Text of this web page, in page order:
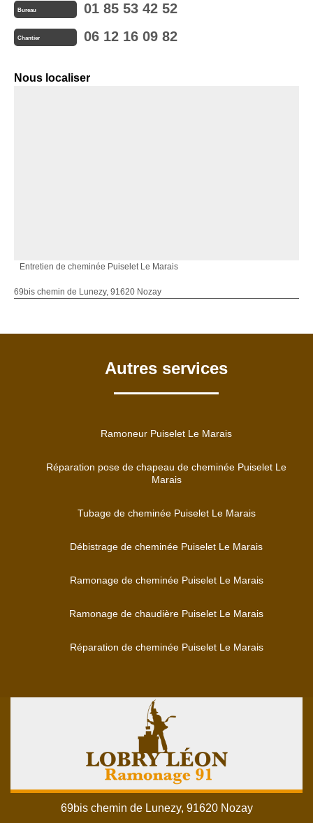
Bureau 01 85 53 42 52
Chantier 06 12 16 09 82
Nous localiser
Entretien de cheminée Puiselet Le Marais
69bis chemin de Lunezy, 91620 Nozay
Autres services
Ramoneur Puiselet Le Marais
Réparation pose de chapeau de cheminée Puiselet Le
Marais
Tubage de cheminée Puiselet Le Marais
Débistrage de cheminée Puiselet Le Marais
Ramonage de cheminée Puiselet Le Marais
Ramonage de chaudière Puiselet Le Marais
Réparation de cheminée Puiselet Le Marais
69bis chemin de Lunezy, 91620 Nozay